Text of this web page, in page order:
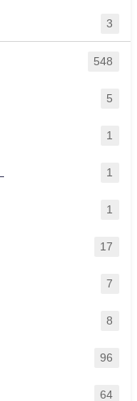
3
548
5
1
1
1
17
7
8
96
64